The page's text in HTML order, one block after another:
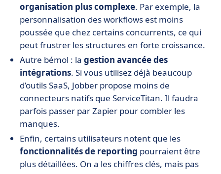
organisation plus complexe. Par exemple, la
personnalisation des workflows est moins
poussée que chez certains concurrents, ce qui
peut frustrer les structures en forte croissance.
Autre bémol : la gestion avancée des
intégrations. Si vous utilisez déjà beaucoup
d’outils SaaS, Jobber propose moins de
connecteurs natifs que ServiceTitan. Il faudra
parfois passer par Zapier pour combler les
manques.
Enfin, certains utilisateurs notent que les
fonctionnalités de reporting pourraient être
plus détaillées. On a les chiffres clés, mais pas